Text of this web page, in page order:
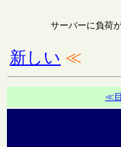
サーバーに負荷
新しい ≪
≪